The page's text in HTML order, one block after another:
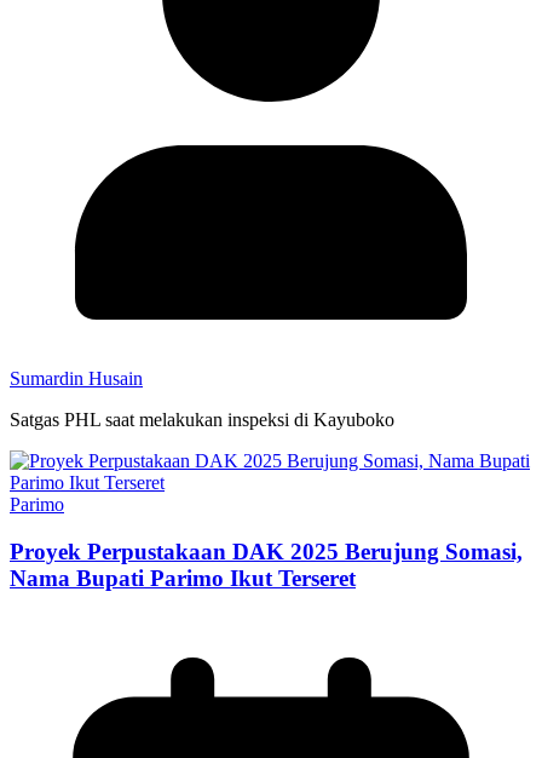
Sumardin Husain
Satgas PHL saat melakukan inspeksi di Kayuboko
Parimo
Proyek Perpustakaan DAK 2025 Berujung Somasi,
Nama Bupati Parimo Ikut Terseret